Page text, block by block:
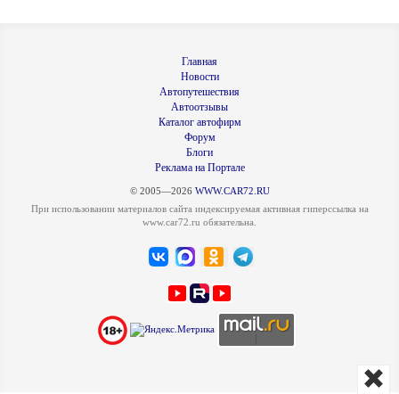
Главная
Новости
Автопутешествия
Автоотзывы
Каталог автофирм
Форум
Блоги
Реклама на Портале
© 2005—2026 WWW.CAR72.RU
При использовании материалов сайта индексируемая активная гиперссылка на
www.car72.ru обязательна.